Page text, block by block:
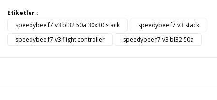
Bu ürüne ilk yorumu siz yapın!
Bu ürünün fiyat bilgisi, resim, ürün açıklamalarında ve diğer
konularda yetersiz gördüğünüz noktaları öneri formunu
kullanarak tarafımıza iletebilirsiniz.
Görüş ve önerileriniz için teşekkür ederiz.
Etiketler :
speedybee f7 v3 bl32 50a 30x30 stack
speedybee f7 v3 stack
speedybee f7 v3 flight controller
speedybee f7 v3 bl32 50a